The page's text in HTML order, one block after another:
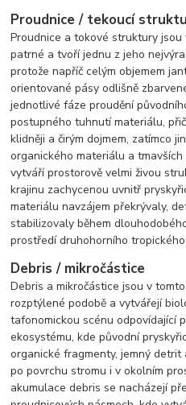
Proudnice / tekoucí
Proudnice a tokové struktury
patrné a tvoří jednu z jeho
protože napříč celým objemem
orientované pásy odlišně
jednotlivé fáze proudění
postupného tuhnutí materiálu,
klidněji a čirým dojmem, zatímco
organického materiálu a
vytváří prostorově velmi živou
krajinu zachycenou uvnitř
materiálu navzájem překrývaly,
stabilizovaly během
prostředí druhohorního
Debris / mikročástice
Debris a mikročástice jsou v
rozptýlené podobě a vytvářejí
tafonomickou scénu odpovídající
ekosystému, kde původní
organické fragmenty, jemný
po povrchu stromu i v okolním
akumulace debris se nacházejí